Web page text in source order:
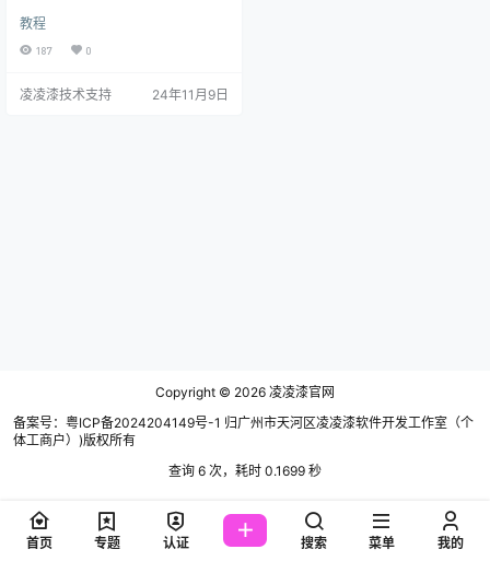
体验 提供搜索入口（图片搜索引
擎） 提高内容相关性和内容丰富程
论是百度算法和谷歌算法，都有提
教程
187 0
凌凌漆技术支持 24年11月9日
Copyright © 2026 凌凌漆官网
备案号：粤ICP备2024204149号-1 归广州市天河区凌凌漆软件开发工作室（个
体工商户）)版权所有
查询 6 次，耗时 0.1699 秒
首页 专题 认证 搜索 菜单 我的